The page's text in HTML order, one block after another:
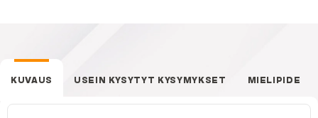
KUVAUS USEIN KYSYTYT KYSYMYKSET MIELIPIDE